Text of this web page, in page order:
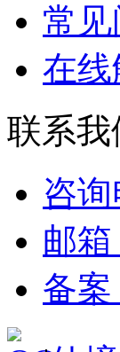
常见
在
联系我
咨询
邮箱
备案